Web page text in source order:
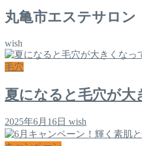
丸亀市エステサロン
wish
毛穴
夏になると毛穴が大
2025年6月16日 wish